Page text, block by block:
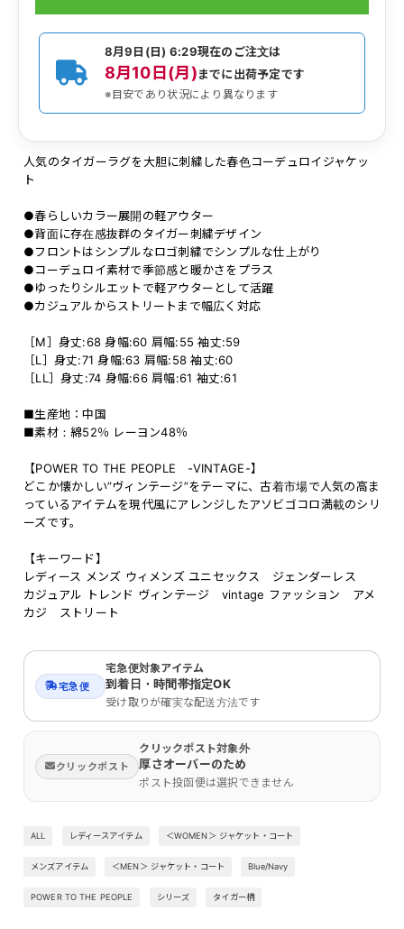
8月9日(日) 6:29現在のご注文は
8月10日(月)までに出荷予定です
※目安であり状況により異なります
人気のタイガーラグを大胆に刺繍した春色コーデュロイジャケッ
ト
●春らしいカラー展開の軽アウター
●背面に存在感抜群のタイガー刺繍デザイン
●フロントはシンプルなロゴ刺繍でシンプルな仕上がり
●コーデュロイ素材で季節感と暖かさをプラス
●ゆったりシルエットで軽アウターとして活躍
●カジュアルからストリートまで幅広く対応
［M］身丈:68 身幅:60 肩幅:55 袖丈:59
［L］身丈:71 身幅:63 肩幅:58 袖丈:60
［LL］身丈:74 身幅:66 肩幅:61 袖丈:61
■生産地：中国
■素材：綿52％ レーヨン48％
【POWER TO THE PEOPLE -VINTAGE-】
どこか懐かしい”ヴィンテージ”をテーマに、古着市場で人気の高ま
っているアイテムを現代風にアレンジしたアソビゴコロ満載のシリ
ーズです。
【キーワード】
レディース メンズ ウィメンズ ユニセックス ジェンダーレス
カジュアル トレンド ヴィンテージ vintage ファッション アメ
カジ ストリート
宅急便
宅急便対象アイテム
到着日・時間帯指定OK
受け取りが確実な配送方法です
クリックポスト
クリックポスト対象外
厚さオーバーのため
ポスト投函便は選択できません
ALL レディースアイテム ＜WOMEN＞ ジャケット・コート
メンズアイテム ＜MEN＞ ジャケット・コート Blue/Navy
POWER TO THE PEOPLE シリーズ タイガー柄